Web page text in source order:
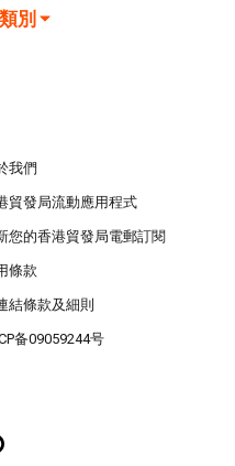
別
我們
貿發局流動應用程式
您的香港貿發局電郵訂閱
條款
結條款及細則
备09059244号